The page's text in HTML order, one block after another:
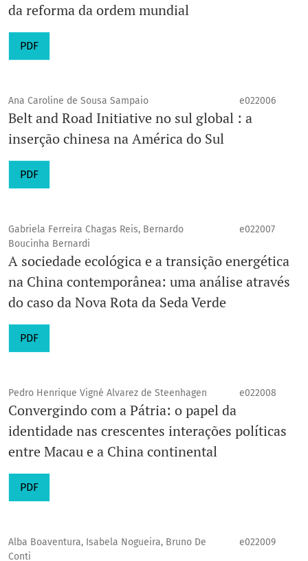
da reforma da ordem mundial
PDF
Ana Caroline de Sousa Sampaio e022006
Belt and Road Initiative no sul global : a
inserção chinesa na América do Sul
PDF
Gabriela Ferreira Chagas Reis, Bernardo
Boucinha Bernardi
e022007
A sociedade ecológica e a transição energética
na China contemporânea: uma análise através
do caso da Nova Rota da Seda Verde
PDF
Pedro Henrique Vigné Alvarez de Steenhagen e022008
Convergindo com a Pátria: o papel da
identidade nas crescentes interações políticas
entre Macau e a China continental
PDF
Alba Boaventura, Isabela Nogueira, Bruno De
Conti
e022009